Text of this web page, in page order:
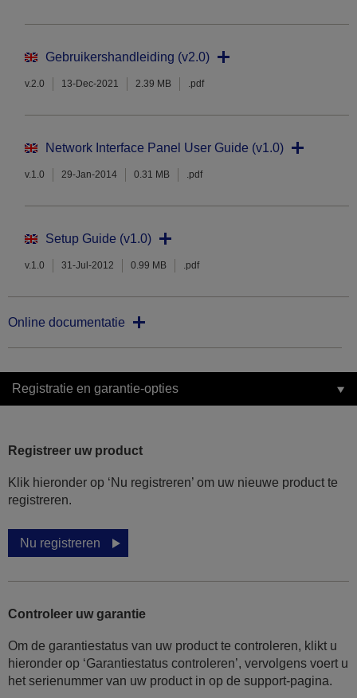
Gebruikershandleiding (v2.0)
v.2.0 13-Dec-2021 2.39 MB .pdf
Network Interface Panel User Guide (v1.0)
v.1.0 29-Jan-2014 0.31 MB .pdf
Setup Guide (v1.0)
v.1.0 31-Jul-2012 0.99 MB .pdf
Online documentatie
Registratie en garantie-opties
Registreer uw product
Klik hieronder op ‘Nu registreren’ om uw nieuwe product te
registreren.
Nu registreren
Controleer uw garantie
Om de garantiestatus van uw product te controleren, klikt u
hieronder op ‘Garantiestatus controleren’, vervolgens voert u
het serienummer van uw product in op de support-pagina.